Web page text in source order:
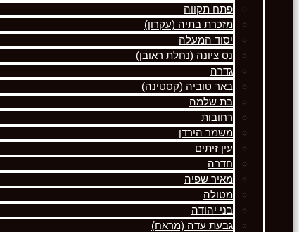
פתח תקווה
מזכרת בתיה (עקרון)
יסוד המעלה
נס ציונה (נחלת ראובן)
גדרה
באר טוביה (קסטינה)
בת שלמה
רחובות
משמר הירדן
עין זיתים
חדרה
מאיר שפיה
מטולה
בני יהודה
גבעת עדה (מראח)